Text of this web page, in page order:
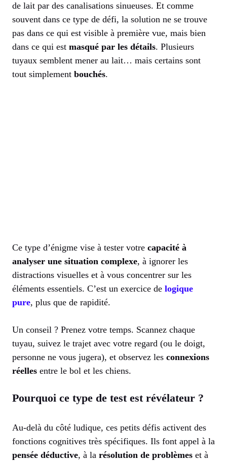
de lait par des canalisations sinueuses. Et comme
souvent dans ce type de défi, la solution ne se trouve
pas dans ce qui est visible à première vue, mais bien
dans ce qui est masqué par les détails. Plusieurs
tuyaux semblent mener au lait… mais certains sont
tout simplement bouchés.
Ce type d’énigme vise à tester votre capacité à
analyser une situation complexe, à ignorer les
distractions visuelles et à vous concentrer sur les
éléments essentiels. C’est un exercice de logique
pure, plus que de rapidité.
Un conseil ? Prenez votre temps. Scannez chaque
tuyau, suivez le trajet avec votre regard (ou le doigt,
personne ne vous jugera), et observez les connexions
réelles entre le bol et les chiens.
Pourquoi ce type de test est révélateur ?
Au-delà du côté ludique, ces petits défis activent des
fonctions cognitives très spécifiques. Ils font appel à la
pensée déductive, à la résolution de problèmes et à